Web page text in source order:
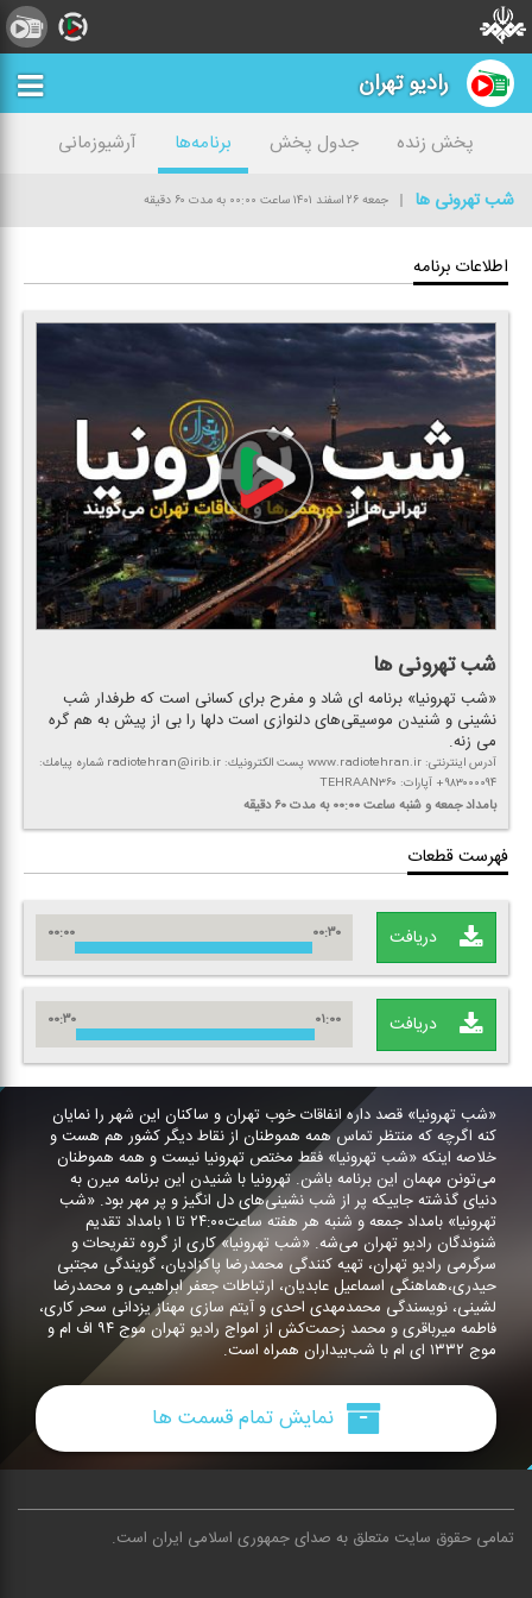
رادیو تهران
پخش زنده جدول پخش برنامه‌ها
آرشیوزمانی
شب تهرونی ها
جمعه ۲۶ اسفند ۱۴۰۱ ساعت ۰۰:۰۰ به مدت ۶۰ دقیقه
اطلاعات برنامه
شب تهرونی ها
«شب تهرونیا» برنامه ای شاد و مفرح برای كسانی است كه طرفدار شب
نشینی و شنیدن موسیقی‌های دلنوازی است دلها را بی از پیش به هم گره
می زنه.
آدرس اینترنتی: www.radiotehran.ir پست الكترونیك: radiotehran@irib.ir شماره پیامك:
۹۸۳۰۰۰۰۹۴+ آپارات: TEHRAAN۳۶۰
بامداد جمعه و شنبهساعت ۰۰:۰۰ به مدت ۶۰ دقیقه
فهرست قطعات
دریافت ۰۰:۰۰ ۰۰:۳۰
دریافت ۰۰:۳۰ ۰۱:۰۰
«شب تهرونیا» قصد داره انفاقات خوب تهران و ساكنان این شهر را نمایان
كنه اگرچه كه منتظر تماس همه هموطنان از نقاط دیگر كشور هم هست و
خلاصه اینكه «شب تهرونیا» فقط مختص تهرونیا نیست و همه هموطنان
می‌تونن مهمان این برنامه باشن. تهرونیا با شنیدن این برنامه میرن به
دنیای گذشته جاییكه پر از شب نشینی‌های دل انگیز و پر مهر بود. «شب
تهرونیا» بامداد جمعه و شنبه هر هفته ساعت۲۴:۰۰ تا ۱ بامداد تقدیم
شنوندگان رادیو تهران می‌شه. «شب تهرونیا» كاری از گروه تفریحات و
سرگرمی رادیو تهران، تهیه كنندگی محمدرضا پاكزادیان، گویندگی مجتبی
حیدری،هماهنگی اسماعیل عابدیان، ارتباطات جعفر ابراهیمی و محمدرضا
لشینی، نویسندگی محمدمهدی احدی و آیتم سازی مهناز یزدانی سحر كاری،
فاطمه میرباقری و محمد زحمت‌كش از امواج رادیو تهران موج ۹۴ اف ام و
موج ۱۳۳۲ ای ام با شب‌بیداران همراه است.
نمایش تمام قسمت ها
تمامی حقوق سایت متعلق به صدای جمهوری اسلامی ایران است.